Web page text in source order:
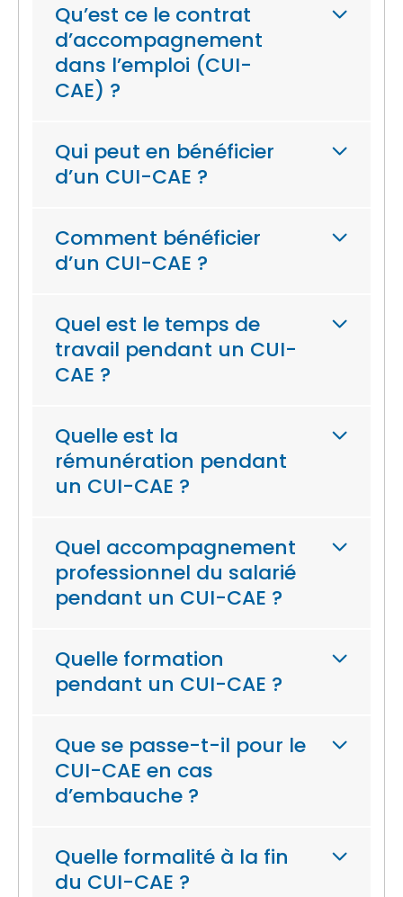
Qu’est ce le contrat
d’accompagnement
dans l’emploi (CUI-
CAE) ?
Qui peut en bénéficier
d’un CUI-CAE ?
Comment bénéficier
d’un CUI-CAE ?
Quel est le temps de
travail pendant un CUI-
CAE ?
Quelle est la
rémunération pendant
un CUI-CAE ?
Quel accompagnement
professionnel du salarié
pendant un CUI-CAE ?
Quelle formation
pendant un CUI-CAE ?
Que se passe-t-il pour le
CUI-CAE en cas
d’embauche ?
Quelle formalité à la fin
du CUI-CAE ?